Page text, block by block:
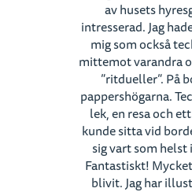
av husets
intresserad. Jag
mig som också
mittemot varandra
”ritdueller”. På
pappershögarna.
lek, en resa och
kunde sitta vid
sig vart som helst
Fantastiskt!
blivit. Jag har